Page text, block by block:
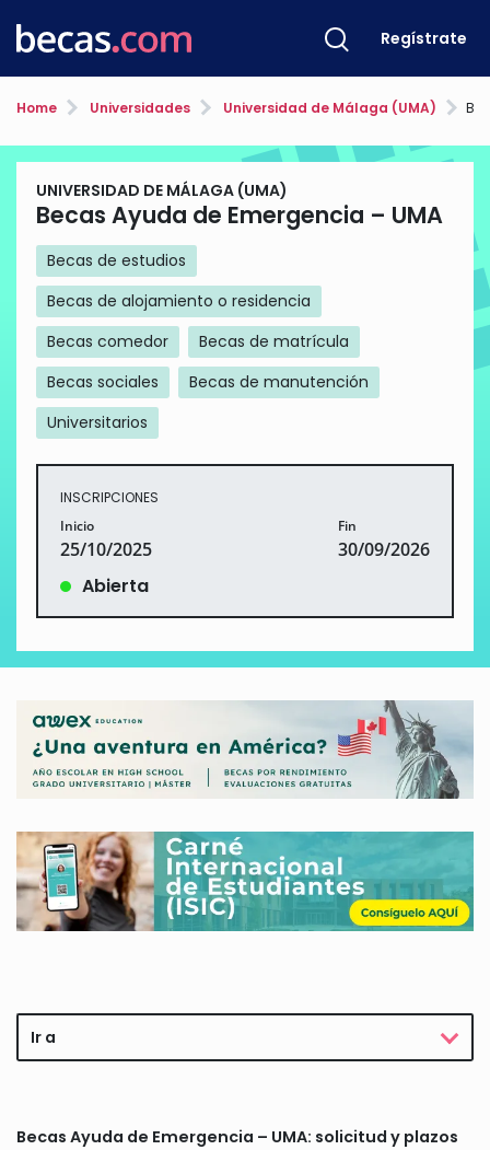
Regístrate
Home Universidades Universidad de Málaga (UMA)
UNIVERSIDAD DE MÁLAGA (UMA)
Becas Ayuda de Emergencia – UMA
Becas de estudios
Becas de alojamiento o residencia
Becas comedor
Becas de matrícula
Becas sociales
Becas de manutención
Universitarios
INSCRIPCIONES
Inicio
25/10/2025
Fin
30/09/2026
Abierta
Ir a
Becas Ayuda de Emergencia – UMA: solicitud y plazos